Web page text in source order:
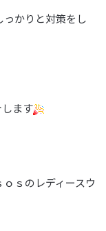
かりと対策をし
ます
ｓのレディースウ